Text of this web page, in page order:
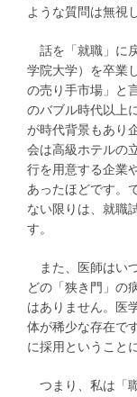
ような質問は無視
話を「就職」に
学院大学）を卒業
の売り手市場」と
のバブル時代以上
が時代背景もあり
会は高級ホテルの
行を用意する企業
あったほどです。
ない限りは、就職
す。
また、医師はい
どの「狭き門」の
はありません。医
体が稀少な存在で
に採用ということ
つまり、私は「